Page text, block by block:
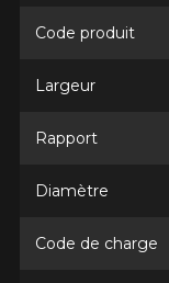
Code produit
Largeur
Rapport
Diamètre
Code de charge
Courriel
Votre